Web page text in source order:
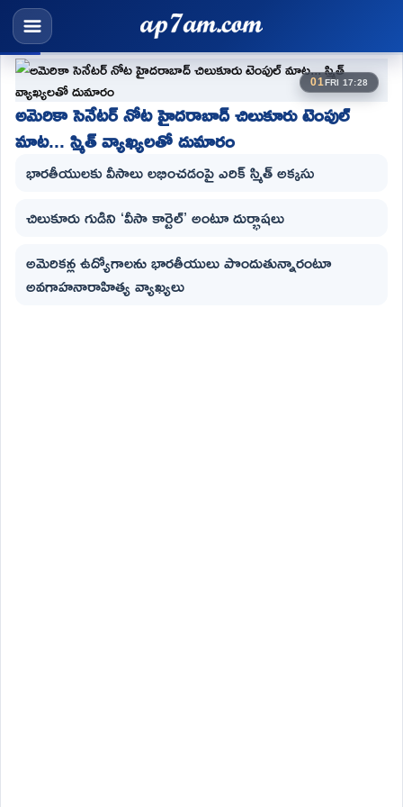
01FRI 17:28
అమెరికా సెనేటర్ నోట హైదరాబాద్ చిలుకూరు టెంపుల్
మాట... స్మిత్ వ్యాఖ్యలతో దుమారం
భారతీయులకు వీసాలు లభించడంపై ఎరిక్‌ స్మిత్‌ అక్కసు
చిలుకూరు గుడిని ‘వీసా కార్టెల్‌’ అంటూ దుర్భాషలు
అమెరికన్ల ఉద్యోగాలను భారతీయులు పొందుతున్నారంటూ
అవగాహనారాహిత్య వ్యాఖ్యలు